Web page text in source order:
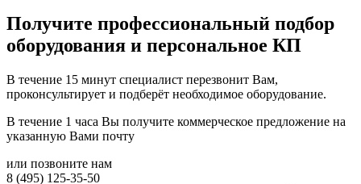
Получите профессиональный подбор
оборудования и персональное КП
В течение 15 минут специалист перезвонит Вам,
проконсультирует и подберёт необходимое оборудование.
В течение 1 часа Вы получите коммерческое предложение на
указанную Вами почту
или позвоните нам
8 (495) 125-35-50